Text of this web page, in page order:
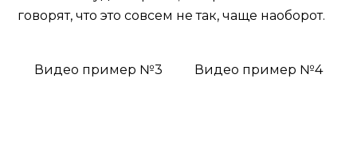
говорят, что это совсем не так, чаще наоборот.
Видео пример №3 Видео пример №4